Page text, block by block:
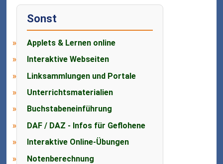
Sonst
Applets & Lernen online
Interaktive Webseiten
Linksammlungen und Portale
Unterrichtsmaterialien
Buchstabeneinführung
DAF / DAZ - Infos für Geflohene
Interaktive Online-Übungen
Notenberechnung